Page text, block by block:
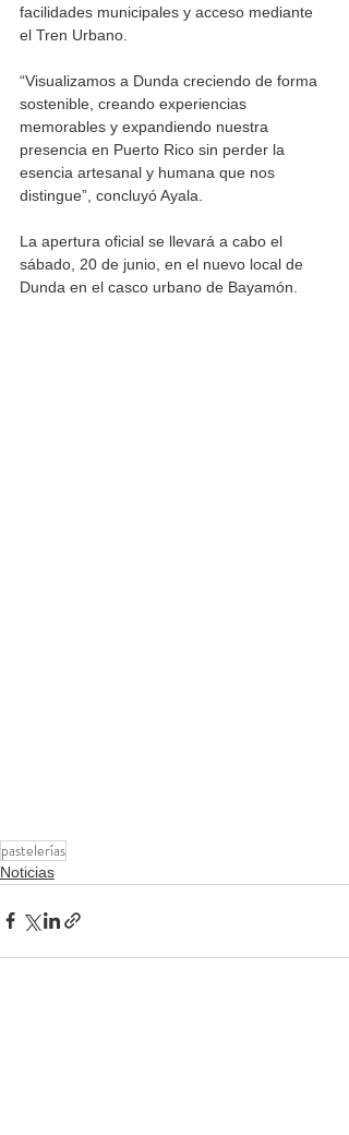
facilidades municipales y acceso mediante
el Tren Urbano.
“Visualizamos a Dunda creciendo de forma
sostenible, creando experiencias
memorables y expandiendo nuestra
presencia en Puerto Rico sin perder la
esencia artesanal y humana que nos
distingue”, concluyó Ayala.
La apertura oficial se llevará a cabo el
sábado, 20 de junio, en el nuevo local de
Dunda en el casco urbano de Bayamón.
pastelerías
Noticias